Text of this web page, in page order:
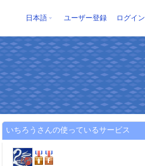
日本語 ユーザー登録 ログイン
いちろうさんの使っているサービス